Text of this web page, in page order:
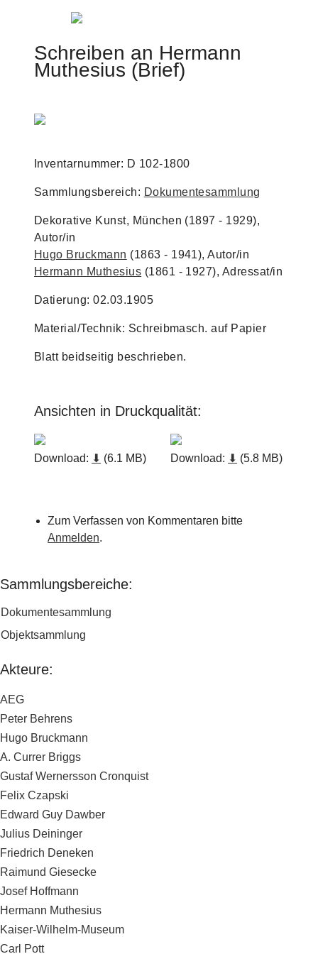
Jump to navigation
Schreiben an Hermann
Muthesius (Brief)
Inventarnummer: D 102-1800
Sammlungsbereich: Dokumentesammlung
Dekorative Kunst, München (1897 - 1929),
Autor/in
Hugo Bruckmann (1863 - 1941), Autor/in
Hermann Muthesius (1861 - 1927), Adressat/in
Datierung: 02.03.1905
Material/Technik: Schreibmasch. auf Papier
Blatt beidseitig beschrieben.
Ansichten in Druckqualität:
Download: ⬇ (6.1 MB) Download: ⬇ (5.8 MB)
Zum Verfassen von Kommentaren bitte
Anmelden.
Sammlungsbereiche:
Dokumentesammlung
Objektsammlung
Akteure:
AEG
Peter Behrens
Hugo Bruckmann
A. Currer Briggs
Gustaf Wernersson Cronquist
Felix Czapski
Edward Guy Dawber
Julius Deininger
Friedrich Deneken
Raimund Giesecke
Josef Hoffmann
Hermann Muthesius
Kaiser-Wilhelm-Museum
Carl Pott